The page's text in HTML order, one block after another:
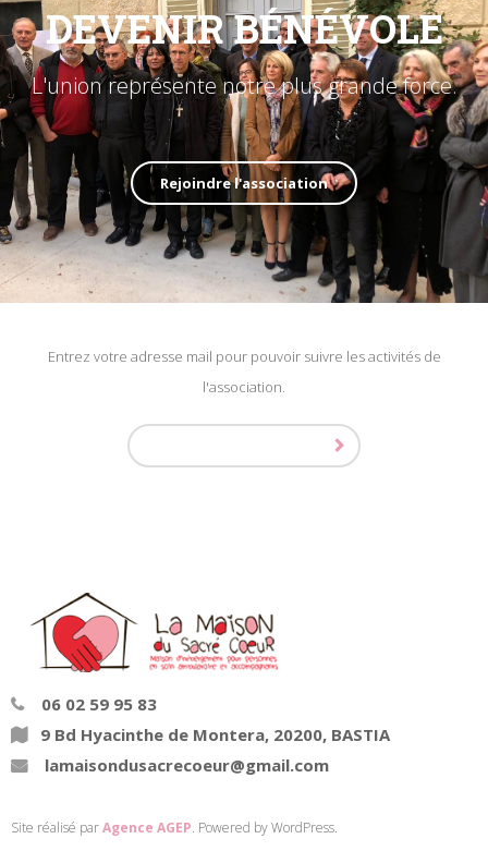
DEVENIR BÉNÉVOLE
L'union représente notre plus grande force.
Rejoindre l'association
Entrez votre adresse mail pour pouvoir suivre les activités de
l'association.
06 02 59 95 83
9 Bd Hyacinthe de Montera, 20200, BASTIA
lamaisondusacrecoeur@gmail.com
Site réalisé parAgence AGEP. Powered by WordPress.